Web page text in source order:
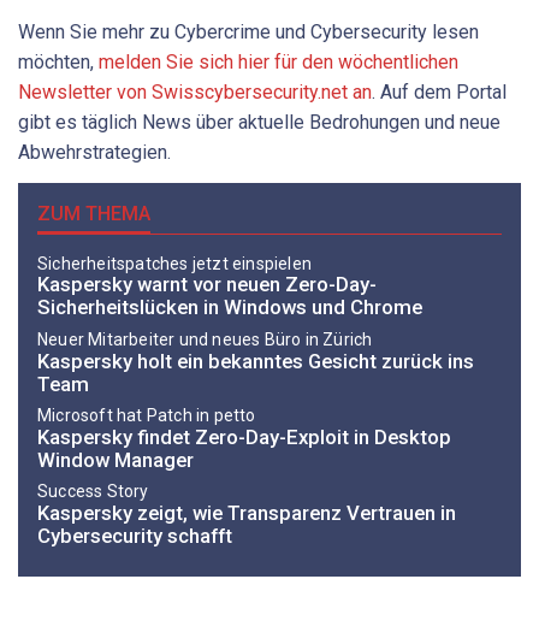
Wenn Sie mehr zu Cybercrime und Cybersecurity lesen
möchten, melden Sie sich hier für den wöchentlichen
Newsletter von Swisscybersecurity.net an. Auf dem Portal
gibt es täglich News über aktuelle Bedrohungen und neue
Abwehrstrategien.
ZUM THEMA
Sicherheitspatches jetzt einspielen
Kaspersky warnt vor neuen Zero-Day-
Sicherheitslücken in Windows und Chrome
Neuer Mitarbeiter und neues Büro in Zürich
Kaspersky holt ein bekanntes Gesicht zurück ins
Team
Microsoft hat Patch in petto
Kaspersky findet Zero-Day-Exploit in Desktop
Window Manager
Success Story
Kaspersky zeigt, wie Transparenz Vertrauen in
Cybersecurity schafft